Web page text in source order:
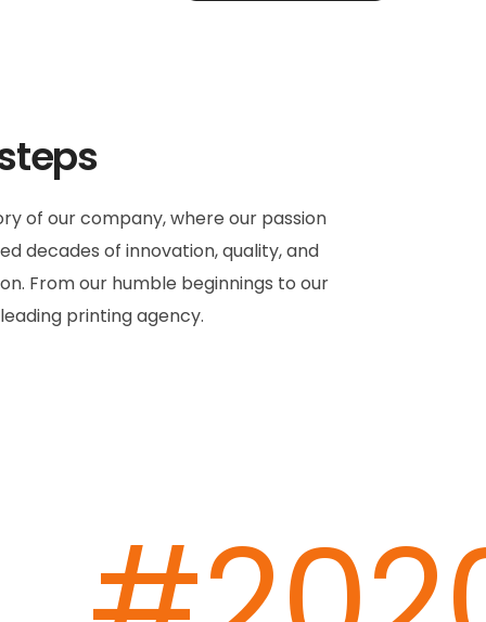
of our company, where our passion
decades of innovation, quality, and
From our humble beginnings to our
printing agency.